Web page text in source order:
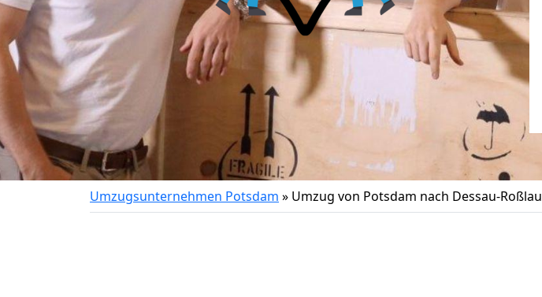
Umzugsunternehmen Potsdam » Umzug von Potsdam nach Dessau-Roßlau